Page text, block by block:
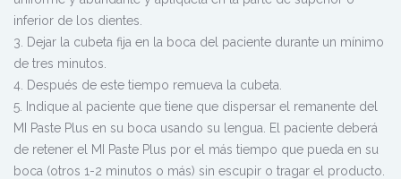
inferior de los dientes.
3. Dejar la cubeta fija en la boca del paciente durante un mínimo
de tres minutos.
4. Después de este tiempo remueva la cubeta.
5. Indique al paciente que tiene que dispersar el remanente del
MI Paste Plus en su boca usando su lengua. El paciente deberá
de retener el MI Paste Plus por el más tiempo que pueda en su
boca (otros 1-2 minutos o más) sin escupir o tragar el producto.